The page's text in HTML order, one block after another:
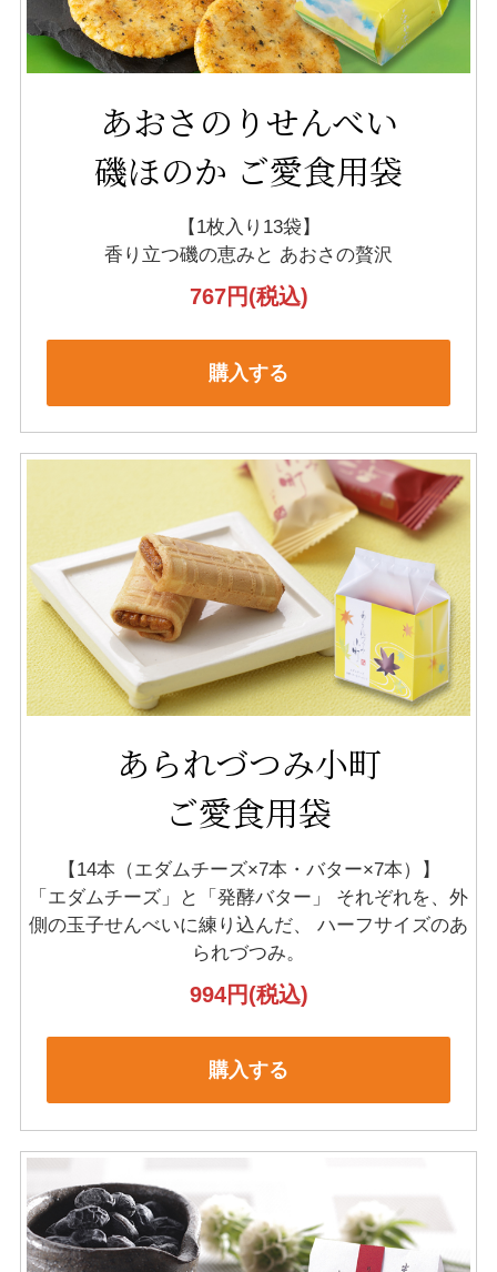
あおさのりせんべい
磯ほのか ご愛食用袋
【1枚入り13袋】
香り立つ磯の恵みと あおさの贅沢
767円(税込)
購入する
あられづつみ小町
ご愛食用袋
【14本（エダムチーズ×7本・バター×7本）】
「エダムチーズ」と「発酵バター」
それぞれを、外
側の玉子せんべいに練り込んだ、
ハーフサイズのあ
られづつみ。
994円(税込)
購入する